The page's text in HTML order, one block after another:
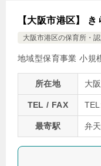
【大阪市港区】
大阪市港区の保育所・
地域型保育事業 小規
所在地 大
TEL / FAX
最寄駅 弁